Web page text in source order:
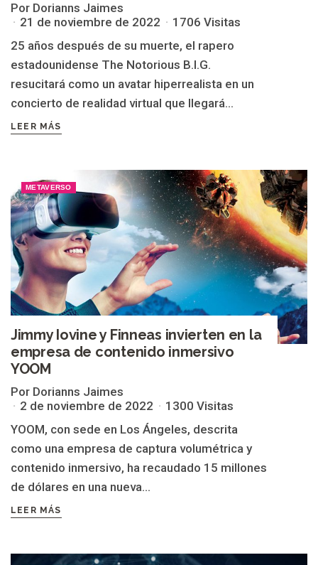
Por Dorianns Jaimes
21 de noviembre de 2022
1706 Visitas
25 años después de su muerte, el rapero
estadounidense The Notorious B.I.G.
resucitará como un avatar hiperrealista en un
concierto de realidad virtual que llegará...
LEER MÁS
METAVERSO
Jimmy Iovine y Finneas invierten en la
empresa de contenido inmersivo
YOOM
Por Dorianns Jaimes
2 de noviembre de 2022
1300 Visitas
YOOM, con sede en Los Ángeles, descrita
como una empresa de captura volumétrica y
contenido inmersivo, ha recaudado 15 millones
de dólares en una nueva...
LEER MÁS